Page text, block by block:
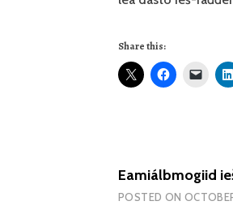
Share this:
Eamiálbmogiid
POSTED ON